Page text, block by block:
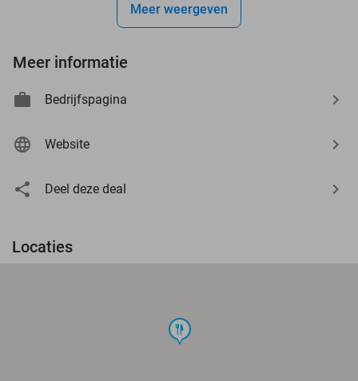
Meer weergeven
Meer informatie
Bedrijfspagina
Website
Deel deze deal
Locaties
food